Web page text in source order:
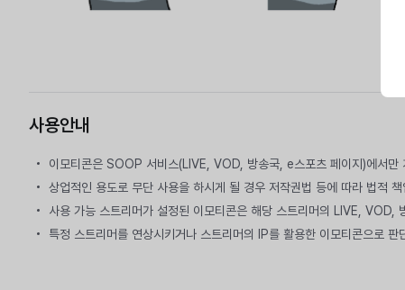
사용안내
이모티콘은 SOOP 서비스(LIVE, VOD, 방송국, e스포츠 페이지)에서만
상업적인 용도로 무단 사용을 하시게 될 경우 저작권법 등에 따라 법적
사용 가능 스트리머가 설정된 이모티콘은 해당 스트리머의 LIVE, VOD,
특정 스트리머를 연상시키거나 스트리머의 IP를 활용한 이모티콘으로